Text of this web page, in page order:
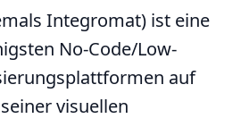
Integromat) ist eine
No-Code/Low-
auf
visuellen